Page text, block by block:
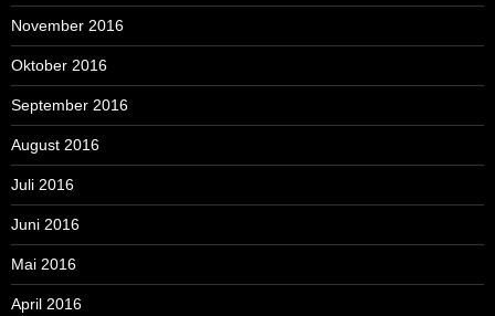
November 2016
Oktober 2016
September 2016
August 2016
Juli 2016
Juni 2016
Mai 2016
April 2016